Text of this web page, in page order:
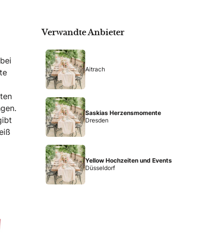
Verwandte Anbieter
Aitrach
Saskias Herzensmomente
Dresden
Yellow Hochzeiten und Events
Düsseldorf